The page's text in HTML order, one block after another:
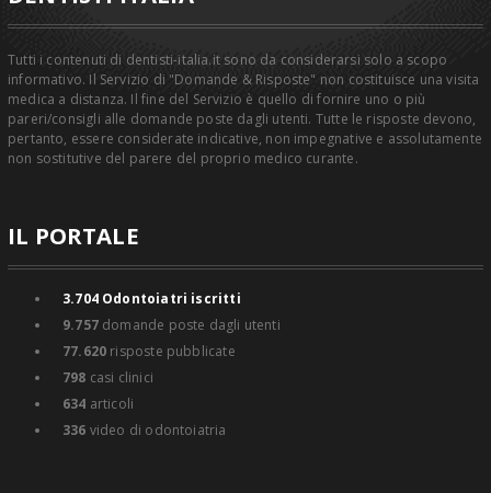
Tutti i contenuti di dentisti-italia.it sono da considerarsi solo a scopo
informativo. Il Servizio di "Domande & Risposte" non costituisce una visita
medica a distanza. Il fine del Servizio è quello di fornire uno o più
pareri/consigli alle domande poste dagli utenti. Tutte le risposte devono,
pertanto, essere considerate indicative, non impegnative e assolutamente
non sostitutive del parere del proprio medico curante.
IL PORTALE
3.704Odontoiatri iscritti
9.757domande poste dagli utenti
77.620 risposte pubblicate
798 casi clinici
634 articoli
336 video di odontoiatria